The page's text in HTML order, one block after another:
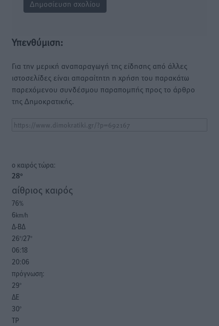
Υπενθύμιση:
Για την μερική αναπαραγωγή της είδησης από άλλες
ιστοσελίδες είναι απαραίτητη η χρήση του παρακάτω
παρεχόμενου συνδέσμου παραπομπής προς το άρθρο
της Δημοκρατικής.
o καιρός τώρα:
28°
αίθριος καιρός
76%
6km/h
Δ-ΒΔ
26°/27°
06:18
20:06
πρόγνωση:
29°
ΔΕ
30°
ΤΡ